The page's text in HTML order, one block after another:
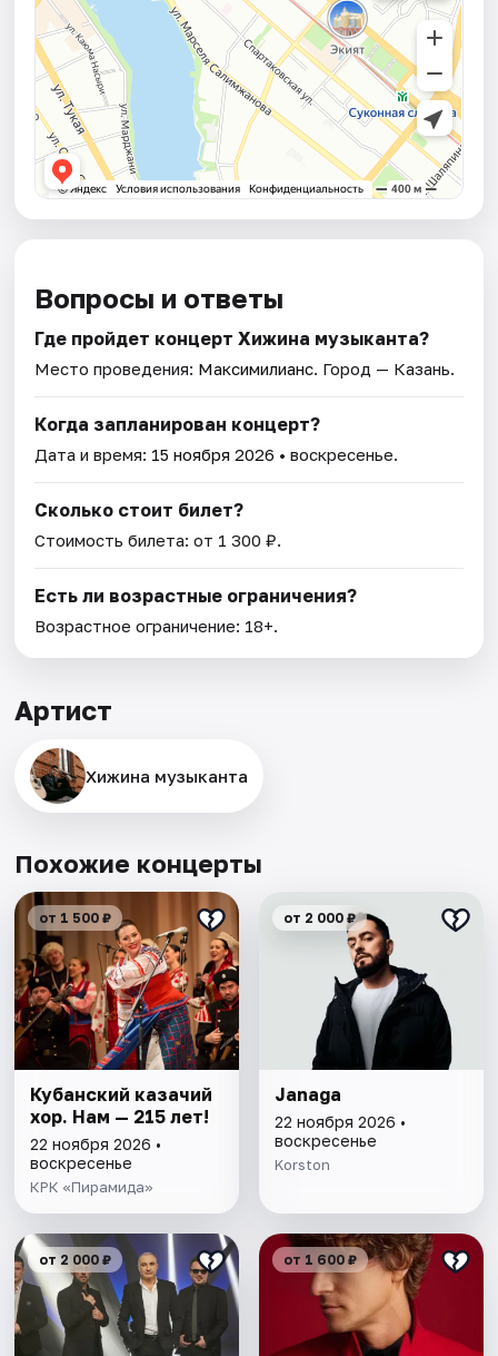
Вопросы и ответы
Где пройдет концерт Хижина музыканта?
Место проведения: Максимилианс. Город — Казань.
Когда запланирован концерт?
Дата и время: 15 ноября 2026 • воскресенье.
Сколько стоит билет?
Стоимость билета: от 1 300 ₽.
Есть ли возрастные ограничения?
Возрастное ограничение: 18+.
Артист
Хижина музыканта
Похожие концерты
от 1 500 ₽
Кубанский казачий
хор. Нам — 215 лет!
22 ноября 2026 •
воскресенье
КРК «Пирамида»
от 2 000 ₽
Janaga
22 ноября 2026 •
воскресенье
Korston
от 2 000 ₽ от 1 600 ₽